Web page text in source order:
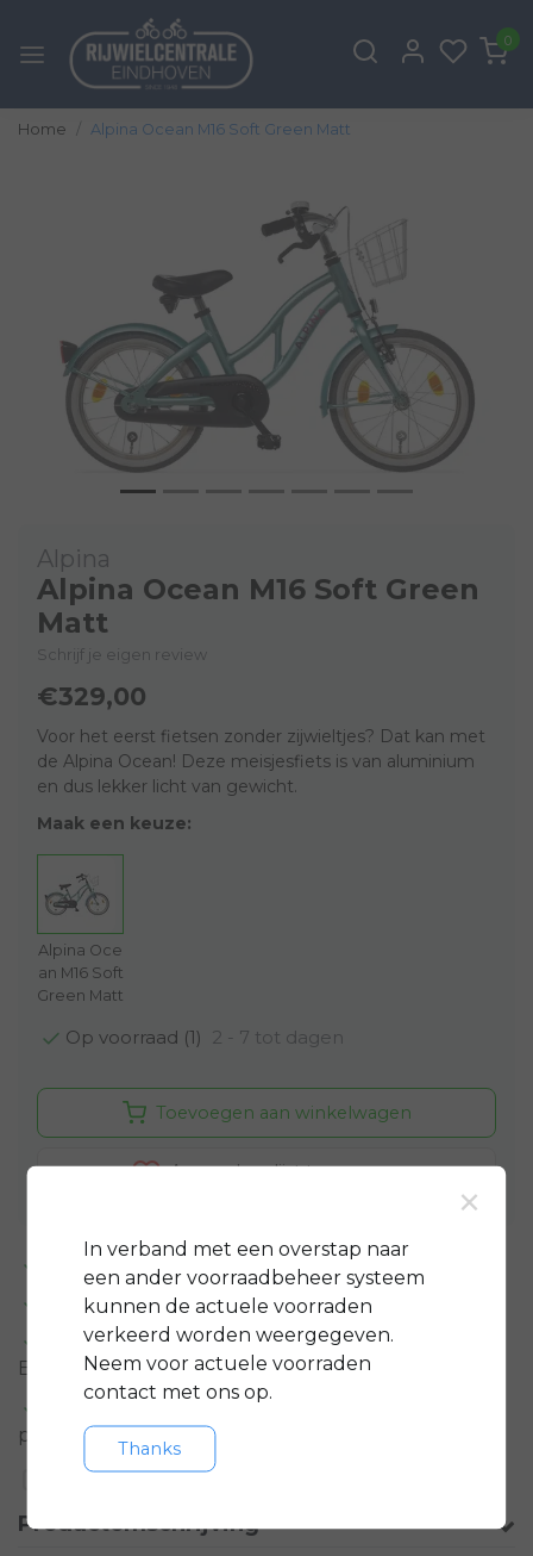
0
Home Alpina Ocean M16 Soft Green Matt
Vorige
Alpina
Alpina Ocean M16 Soft Green
Matt
Schrijf je eigen review
€329,00
Voor het eerst fietsen zonder zijwieltjes? Dat kan met
de Alpina Ocean! Deze meisjesfiets is van aluminium
en dus lekker licht van gewicht.
Maak een keuze:
Alpina Oce
an M16 Soft
Green Matt
Op voorraad (1) 2 - 7 tot dagen
Toevoegen aan winkelwagen
Aan verlanglijst toevoegen
Standaard 3 jaar
garantie op bijna alle fietsen
GRATISservicepakket t.w.v. minimaal € 150,-
Gratis rijklarebezorging in regio groot
Eindhoven
Neem contact op over dit
product
Toevoegen aan vergelijking
Productomschrijving
×
In verband met een overstap naar
een ander voorraadbeheer systeem
kunnen de actuele voorraden
verkeerd worden weergegeven.
Neem voor actuele voorraden
contact met ons op.
Thanks